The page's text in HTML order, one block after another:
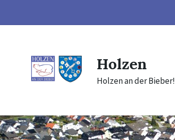
content
main
footer
Holzen
Holzen an der Bieber!